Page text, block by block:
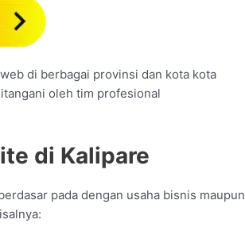
di berbagai provinsi dan kota kota
oleh tim profesional
di Kalipare
pada dengan usaha bisnis maupun